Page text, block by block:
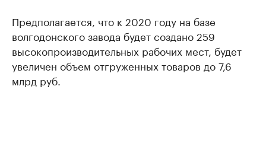
Предполагается, что к 2020 году на базе
волгодонского завода будет создано 259
высокопроизводительных рабочих мест, будет
увеличен объем отгруженных товаров до 7,6
млрд руб.